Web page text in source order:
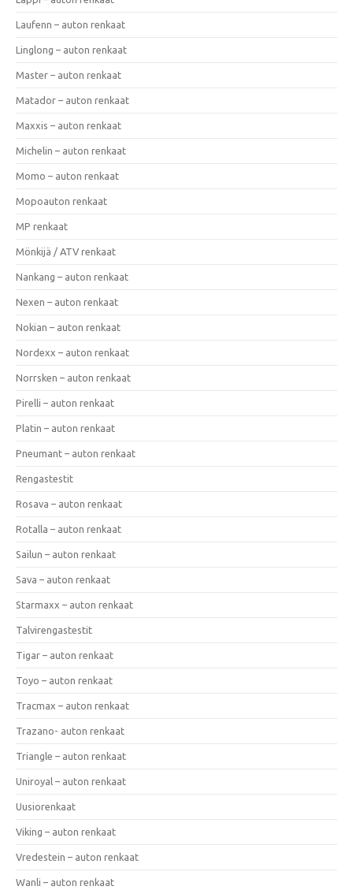
Laufenn – auton renkaat
Linglong – auton renkaat
Master – auton renkaat
Matador – auton renkaat
Maxxis – auton renkaat
Michelin – auton renkaat
Momo – auton renkaat
Mopoauton renkaat
MP renkaat
Mönkijä / ATV renkaat
Nankang – auton renkaat
Nexen – auton renkaat
Nokian – auton renkaat
Nordexx – auton renkaat
Norrsken – auton renkaat
Pirelli – auton renkaat
Platin – auton renkaat
Pneumant – auton renkaat
Rengastestit
Rosava – auton renkaat
Rotalla – auton renkaat
Sailun – auton renkaat
Sava – auton renkaat
Starmaxx – auton renkaat
Talvirengastestit
Tigar – auton renkaat
Toyo – auton renkaat
Tracmax – auton renkaat
Trazano- auton renkaat
Triangle – auton renkaat
Uniroyal – auton renkaat
Uusiorenkaat
Viking – auton renkaat
Vredestein – auton renkaat
Wanli – auton renkaat